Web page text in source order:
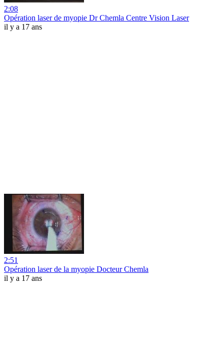
2:08
Opération laser de myopie Dr Chemla Centre Vision Laser
il y a 17 ans
2:51
Opération laser de la myopie Docteur Chemla
il y a 17 ans